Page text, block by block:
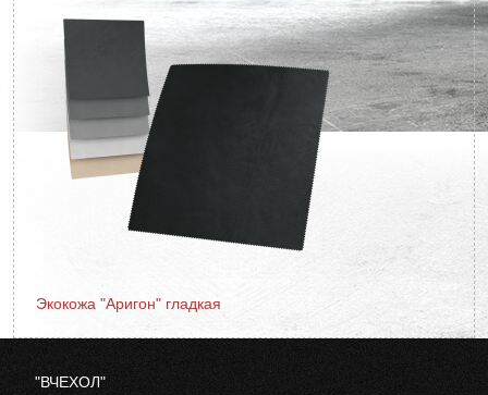
Экокожа "Аригон" гладкая
"ВЧЕХОЛ"